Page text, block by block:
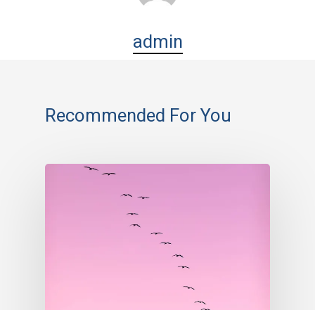
admin
Recommended For You